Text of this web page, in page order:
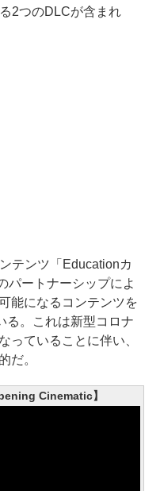
2つのDLCが含まれ
テンツ「Educationカ
パートナーシップによ
能になるコンテンツを
る。これは新型コロナ
っていることに伴い、
だ。
Cinematic】